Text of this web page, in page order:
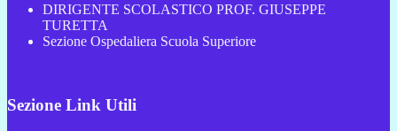
DIRIGENTE SCOLASTICO PROF. GIUSEPPE
TURETTA
Sezione Ospedaliera Scuola Superiore
Sezione Link Utili